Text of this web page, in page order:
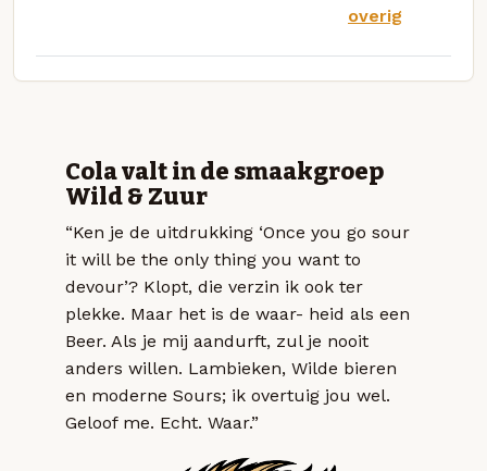
overig
Cola valt in de smaakgroep
Wild & Zuur
“Ken je de uitdrukking ‘Once you go sour
it will be the only thing you want to
devour’? Klopt, die verzin ik ook ter
plekke. Maar het is de waar- heid als een
Beer. Als je mij aandurft, zul je nooit
anders willen. Lambieken, Wilde bieren
en moderne Sours; ik overtuig jou wel.
Geloof me. Echt. Waar.”